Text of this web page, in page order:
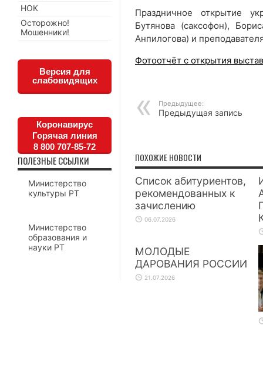
Праздничное открытие
Бутянова (саксофон),
Анпилогова) и
Фотоотчёт с открытия
Предыдущее:
Предыдущая запись
ПОХОЖИЕ НОВОСТИ
Список абитуриентов,
рекомендованных к
зачислению
06.07.2026
МОЛОДЫЕ
ДАРОВАНИЯ РОССИИ
21.07.2026
НОК
Осторожно!
Мошенники!
Версия для
слабовидящих
Коронавирус
Горячая линия
8 800 707-85-72
ПОЛЕЗНЫЕ ССЫЛКИ
Министерство
культуры РТ
Министерство
образования и
науки РТ